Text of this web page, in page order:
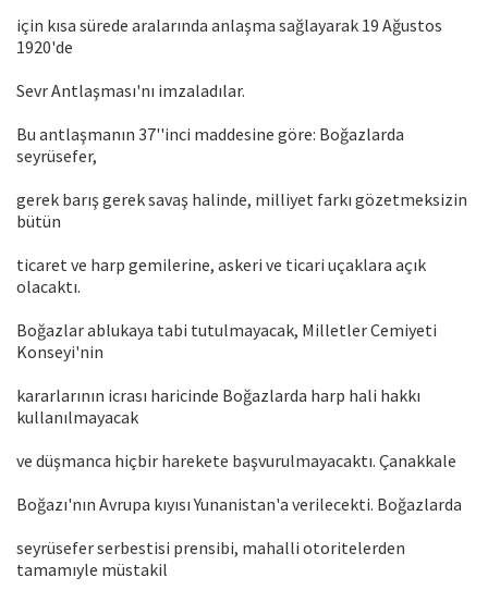
için kısa sürede aralarında anlaşma sağlayarak 19 Ağustos
1920'de
Sevr Antlaşması'nı imzaladılar.
Bu antlaşmanın 37''inci maddesine göre: Boğazlarda
seyrüsefer,
gerek barış gerek savaş halinde, milliyet farkı gözetmeksizin
bütün
ticaret ve harp gemilerine, askeri ve ticari uçaklara açık
olacaktı.
Boğazlar ablukaya tabi tutulmayacak, Milletler Cemiyeti
Konseyi'nin
kararlarının icrası haricinde Boğazlarda harp hali hakkı
kullanılmayacak
ve düşmanca hiçbir harekete başvurulmayacaktı. Çanakkale
Boğazı'nın Avrupa kıyısı Yunanistan'a verilecekti. Boğazlarda
seyrüsefer serbestisi prensibi, mahalli otoritelerden
tamamıyle müstakil